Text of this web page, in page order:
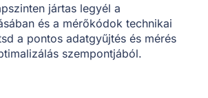
jártas legyél a
és a mérőkódok technikai
a pontos adatgyűjtés és mérés
szempontjából.